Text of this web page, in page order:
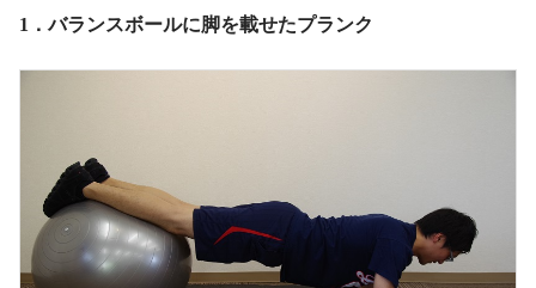
1．バランスボールに脚を載せたプランク